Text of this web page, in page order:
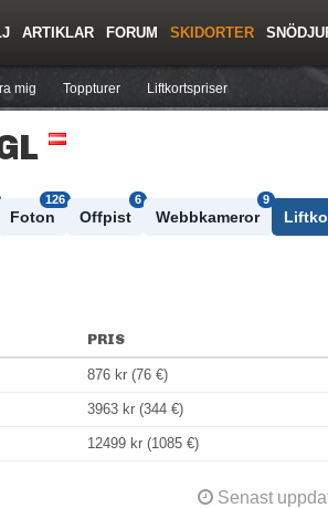
ARTIKLAR FORUM SKIDORTER
mig Toppturer Liftkortspriser
Foton
126
Offpist
6
Webbkameror
9
PRIS
876 kr (76 €)
3963 kr (344 €)
12499 kr (1085 €)
Senast